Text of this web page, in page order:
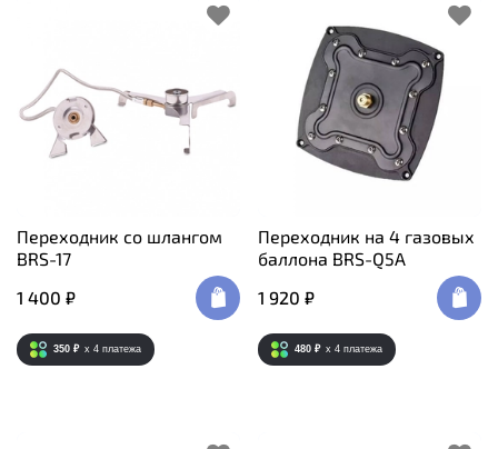
Переходник со шлангом
BRS-17
1 400 ₽
350 ₽ x 4 платежа
Переходник на 4 газовых
баллона BRS-Q5A
1 920 ₽
480 ₽ x 4 платежа